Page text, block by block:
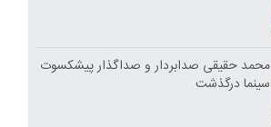
محمد حقیقی صدابردار و صداگذار پیشکسوت
سینما درگذشت